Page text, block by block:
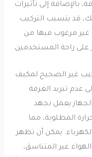
إلى تأثيرات
يتسبب التركيب
فيها من
راحة المستخدمين.
غير الصحيح لمكيف
تبريد الغرفة
يعمل بجهد
مما
يمكن أن تظهر
غير المتناسق،